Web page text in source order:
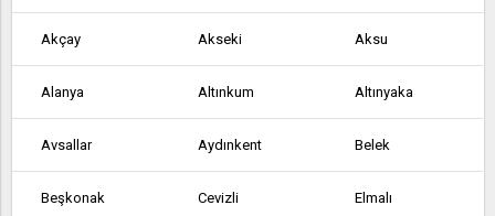
Akçay Akseki Aksu
Alanya Altınkum Altınyaka
Avsallar Aydınkent Belek
Beşkonak Cevizli Elmalı